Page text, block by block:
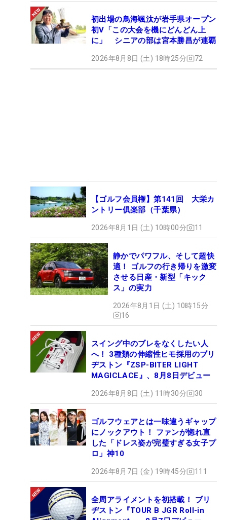
初出場の鳥海颯汰が岩手県オープン
初V「この大会を機にどんどん上
に」 シニアの部は宮本勝昌が連覇
2026年8月8日 (土) 18時25分 72
【ゴルフ会員権】第141回 大栄カ
ントリー俱楽部（千葉県）
2026年8月1日 (土) 10時00分 11
静かでパワフル、そして超快
適！ ゴルフの行き帰りを激変
させる日産・新型「キック
ス」の実力
2026年8月1日 (土) 10時15分
16
スイング中のブレをなくしたい人
へ！ 3種類の伸縮性ヒモ採用のブリ
ヂストン『ZSP-BITER LIGHT
MAGICLACE』、8月8日デビュー
2026年8月8日 (土) 11時30分 30
ゴルフウェアとは一味違うギャップ
にノックアウト！ ファンが惚れ直
した「ドレス姿が完璧すぎる女子プ
ロ」神10
2026年8月7日 (金) 19時45分 111
全周アライメントを初搭載！ ブリ
ヂストン『TOUR B JGR Roll-in